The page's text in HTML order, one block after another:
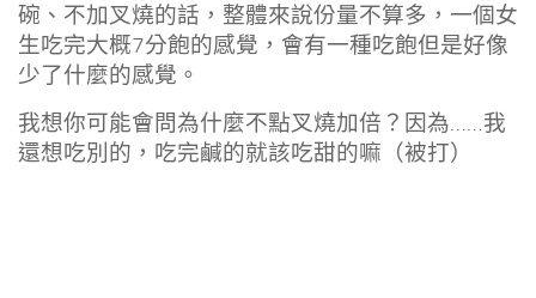
碗、不加叉燒的話，整體來說份量不算多，一個女
生吃完大概7分飽的感覺，會有一種吃飽但是好像
少了什麼的感覺。
我想你可能會問為什麼不點叉燒加倍？因為……我
還想吃別的，吃完鹹的就該吃甜的嘛（被打）